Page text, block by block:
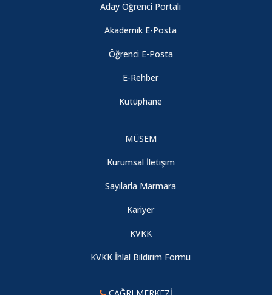
Aday Öğrenci Portalı
Akademik E-Posta
Öğrenci E-Posta
E-Rehber
Kütüphane
MÜSEM
Kurumsal İletişim
Sayılarla Marmara
Kariyer
KVKK
KVKK İhlal Bildirim Formu